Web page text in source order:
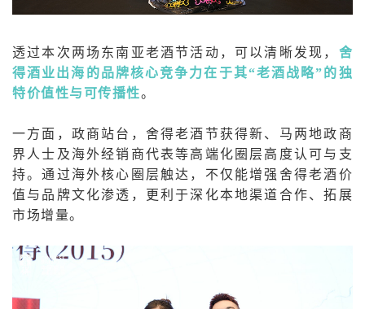
透过本次两场东南亚老酒节活动，可以清晰发现， 舍
得酒业出海的品牌核心竞争力在于其“老酒战略”的独
特价值性与可传播性。
一方面，政商站台，舍得老酒节获得新、马两地政商
界人士及海外经销商代表等高端化圈层高度认可与支
持。通过海外核心圈层触达，不仅能增强舍得老酒价
值与品牌文化渗透，更利于深化本地渠道合作、拓展
市场增量。